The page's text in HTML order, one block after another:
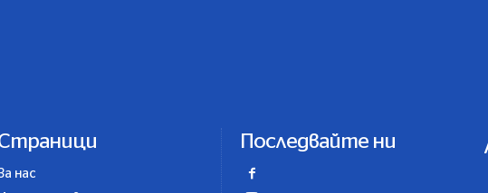
нас
Последвайте ни